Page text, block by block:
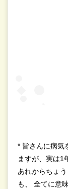
* 皆さんに病気
ますが、実は1
あれからちょ
も、 全てに意